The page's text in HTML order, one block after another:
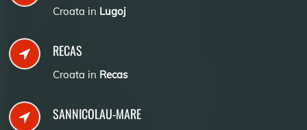
Croata in Lugoj
RECAS
Croata in Recas
SANNICOLAU-MARE